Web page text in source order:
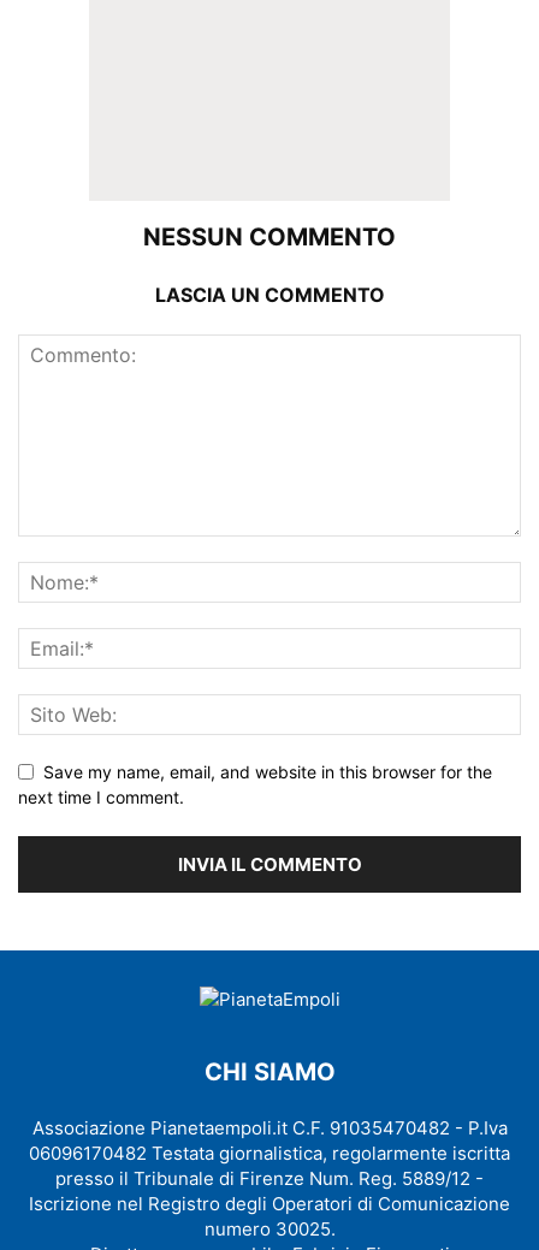
NESSUN COMMENTO
LASCIA UN COMMENTO
Save my name, email, and website in this browser for the
next time I comment.
CHI SIAMO
Associazione Pianetaempoli.it C.F. 91035470482 - P.Iva
06096170482 Testata giornalistica, regolarmente iscritta
presso il Tribunale di Firenze Num. Reg. 5889/12 -
Iscrizione nel Registro degli Operatori di Comunicazione
numero 30025.